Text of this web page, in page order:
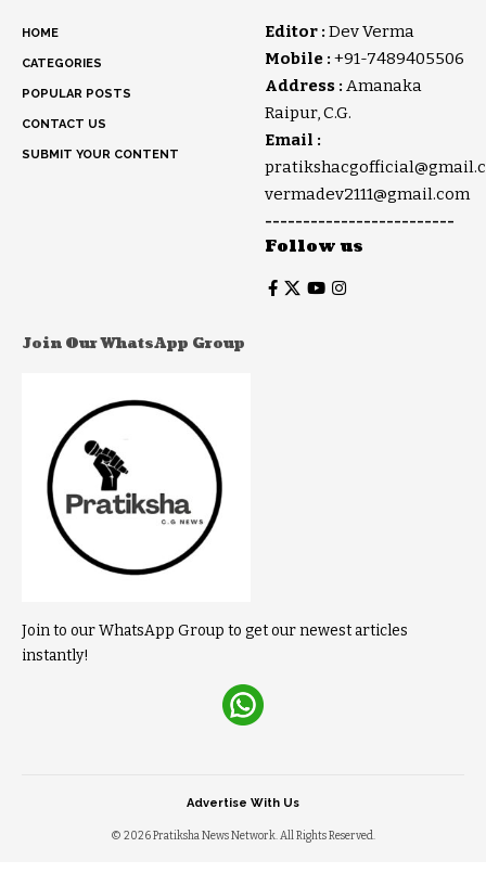
HOME
CATEGORIES
POPULAR POSTS
CONTACT US
SUBMIT YOUR CONTENT
Editor : Dev Verma
Mobile : +91-7489405506
Address : Amanaka
Raipur, C.G.
Email :
vermadev2111@gmail.com
-------------------------
Follow us
Join Our WhatsApp Group
Join to our WhatsApp Group to get our newest articles
instantly!
© 2026 Pratiksha News Network. All Rights Reserved.
Advertise With Us